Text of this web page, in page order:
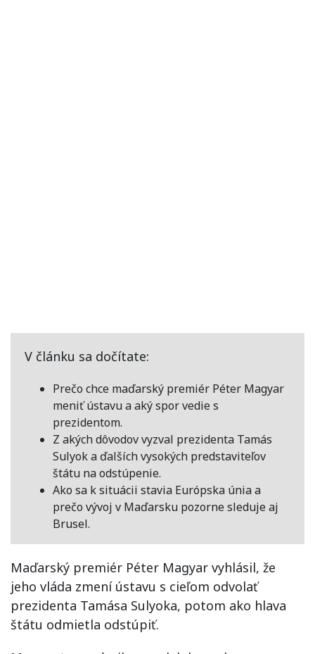
V článku sa dočítate:
Prečo chce maďarský premiér Péter Magyar
meniť ústavu a aký spor vedie s
prezidentom.
Z akých dôvodov vyzval prezidenta Tamás
Sulyoka ďalších vysokých predstaviteľov
štátu na odstúpenie.
Ako sa k situácii stavia Európska únia a
prečo vývoj v Maďarsku pozorne sleduje aj
Brusel.
Maďarský premiér Péter Magyar vyhlásil, že
jeho vláda zmení ústavu s cieľom odvolať
prezidenta Tamása Sulyoka, potom ako hlava
štátu odmietla odstúpiť.